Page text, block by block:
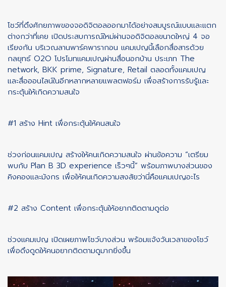
โชว์ที่ดึงศักยภาพของจอดิจิตอลออกมาได้อย่างสมบูรณ์แบบและแตก
ต่างกว่าที่เคย เปิดประสบการณ์ใหม่ผ่านจอดิจิตอลขนาดใหญ่ 4 จอ
เรียงกัน บริเวณลานพาร์คพารากอน แคมเปญนี้เลือกสื่อสารด้วย
กลยุทธ์ O2O โปรโมทแคมเปญผ่านสื่อนอกบ้าน ประเภท The
network, BKK prime, Signature, Retail ตลอดทั้งแคมเปญ
และสื่อออนไลน์ในอีกหลากหลายแพลตฟอร์ม เพื่อสร้างการรับรู้และ
กระตุ้นให้เกิดความสนใจ
#1 สร้าง Hint เพื่อกระตุ้นให้คนสนใจ
ช่วงก่อนแคมเปญ สร้างให้คนเกิดความสนใจ ผ่านข้อความ “เตรียม
พบกับ Plan B 3D experience เร็วๆนี้” พร้อมภาพบางส่วนของ
คิงคองและมังกร เพื่อให้คนเกิดความสงสัยว่านี่คือแคมเปญอะไร
#2 สร้าง Content เพื่อกระตุ้นให้อยากติดตามดูต่อ
ช่วงแคมเปญ เปิดเผยภาพโชว์บางส่วน พร้อมแจ้งวันเวลาของโชว์
เพื่อดึงดูดให้คนอยากติดตามดูมากยิ่งขึ้น